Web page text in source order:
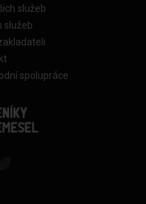
služeb
služeb
spolupráce